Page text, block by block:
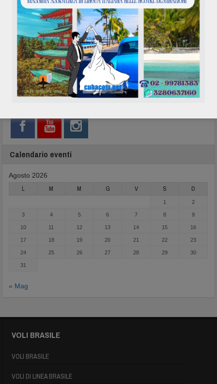
Network
Calendario eventi
Agosto 2026
L M M G V S D
1 2
3 4 5 6 7 8 9
10 11 12 13 14 15 16
17 18 19 20 21 22 23
24 25 26 27 28 29 30
31
« Mag
VOLI BRASILE
VOLI BRASILE
VOLI DI LINEA BRASILE